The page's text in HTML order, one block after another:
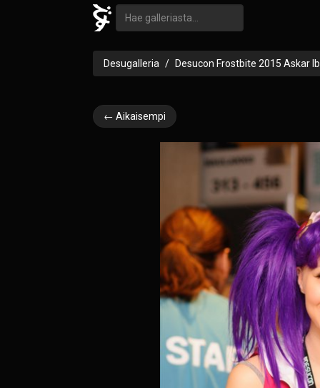
Desugalleria Desucon Frostbite 2015 Askar
← Aikaisempi